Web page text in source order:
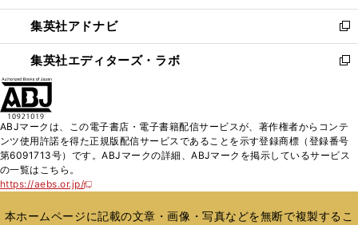
開
く
ウ
で
開
く
ン
ド
ウ
で
ウ
ィ
ン
ド
く
集英社アドナビ
新
し
い
ド
ウ
で
集英社エディターズ・ラボ
新
ィ
ン
ド
開
ABJマークは、この電子書店・電子書籍配信サービスが、著作権者からコンテ
ンツ使用許諾を得た正規版配信サービスであることを示す登録商標（登録番号
第6091713号）です。ABJマークの詳細、ABJマークを掲示しているサービス
の一覧はこちら。
https://aebs.or.jp/
新
い
本ホームページに記載の文章・画像・写真などを無断で複製するこ